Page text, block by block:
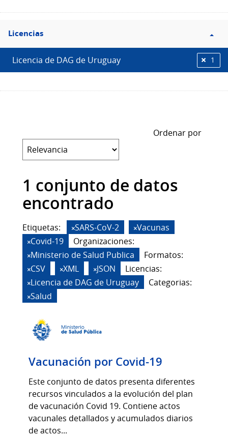
Filtro
Licencias
Licencias
Licencia de DAG de Uruguay 1
Ordenar por
1 conjunto de datos
encontrado
Etiquetas: SARS-CoV-2
Vacunas
Covid-19
Organizaciones:
Ministerio de Salud Publica
Formatos:
CSV
XML JSON
Licencias:
Licencia de DAG de Uruguay
Categorias:
Salud
Vacunación por Covid-19
Este conjunto de datos presenta diferentes
recursos vinculados a la evolución del plan
de vacunación Covid 19. Contiene actos
vacunales detallados y acumulados diarios
de actos...